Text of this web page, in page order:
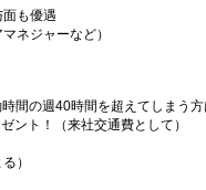
も優遇
ネジャーなど）
間の週40時間を超えてしまう方
ント！（来社交通費として）
）